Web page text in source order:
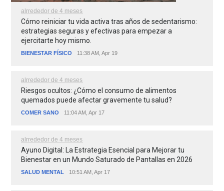
alrrededor de 4 meses
Cómo reiniciar tu vida activa tras años de sedentarismo:
estrategias seguras y efectivas para empezar a
ejercitarte hoy mismo.
BIENESTAR FÍSICO 11:38 AM, Apr 19
alrrededor de 4 meses
Riesgos ocultos: ¿Cómo el consumo de alimentos
quemados puede afectar gravemente tu salud?
COMER SANO 11:04 AM, Apr 17
alrrededor de 4 meses
Ayuno Digital: La Estrategia Esencial para Mejorar tu
Bienestar en un Mundo Saturado de Pantallas en 2026
SALUD MENTAL 10:51 AM, Apr 17